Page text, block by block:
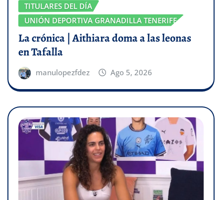
TITULARES DEL DÍA
UNIÓN DEPORTIVA GRANADILLA TENERIFE
La crónica | Aithiara doma a las leonas
en Tafalla
manulopezfdez Ago 5, 2026